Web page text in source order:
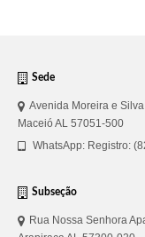
Sede
Avenida Moreira e
Maceió AL 57051-500
WhatsApp: Registro:
Subseção
Rua Nossa Senhora